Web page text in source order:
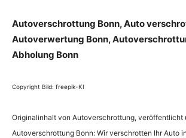
Autoverschrottung Bonn, Auto
Autoverwertung Bonn,
Abholung Bonn
Copyright Bild: freepik-KI
Originalinhalt von Autoverschrottung, veröffentlicht
Autoverschrottung Bonn: Wir verschrotten Ihr Auto